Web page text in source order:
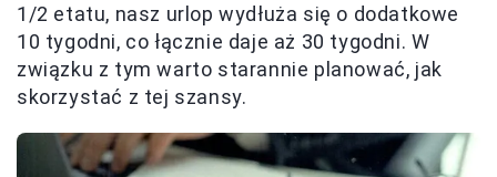
1/2 etatu, nasz urlop wydłuża się o dodatkowe
10 tygodni, co łącznie daje aż 30 tygodni. W
związku z tym warto starannie planować, jak
skorzystać z tej szansy.